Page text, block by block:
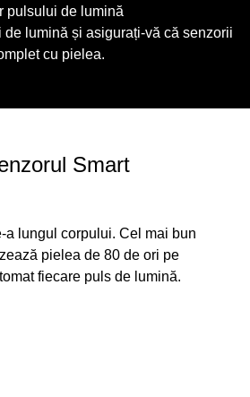
pulsului de lumină
de lumină și asigurați-vă că senzorii
cu pielea.
Smart
a lungul corpului. Cel mai bun
pielea de 80 de ori pe
fiecare puls de lumină.